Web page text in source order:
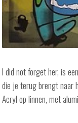
I did not forget her, is
die je terug brengt naar
Acryl op linnen, met